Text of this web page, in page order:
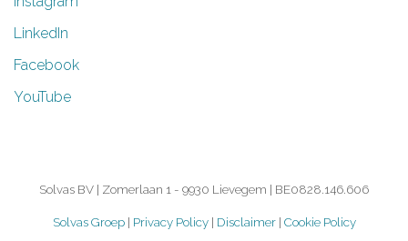
LinkedIn
Facebook
YouTube
Solvas BV | Zomerlaan 1 - 9930 Lievegem | BE0828.146.606
Solvas Groep| Privacy Policy| Disclaimer| Cookie Policy